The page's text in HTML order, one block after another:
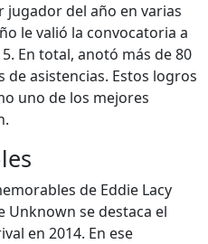
del año en varias
le valió la convocatoria a
En total, anotó más de 80
asistencias. Estos logros
uno de los mejores
de Eddie Lacy
Unknown se destaca el
en 2014. En ese